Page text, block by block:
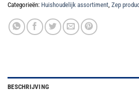
Categorieën: Huishoudelijk assortiment Zep
BESCHRIJVING